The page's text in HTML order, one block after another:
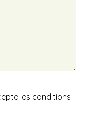
les conditions